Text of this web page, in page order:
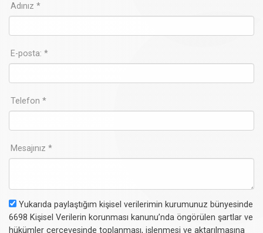
Adınız *
E-posta: *
Telefon *
Mesajınız *
Yukarıda paylaştığım kişisel verilerimin kurumunuz bünyesinde
6698 Kişisel Verilerin korunması kanunu’nda öngörülen şartlar ve
hükümler çerçevesinde toplanması, işlenmesi ve aktarılmasına